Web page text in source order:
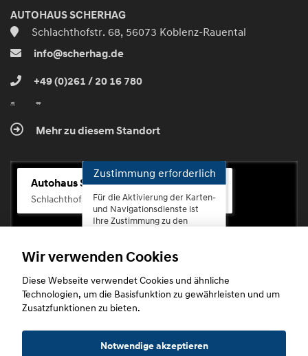
AUTOHAUS SCHERHAG
Schlachthofstr. 68, 56073 Koblenz-Rauental
info@scherhag.de
+49 (0)261 / 20 16 780
Mehr zu diesem Standort
Autohaus Scherhag
Schlachthofstr. 68, 56073 Koblenz-Rauental
Zustimmung erforderlich
Für die Aktivierung der Karten-
und Navigationsdienste ist
Ihre Zustimmung zu den
erforderlich.
Zustimmen
Copyright © 2026. Autohaus Scherhag
Wir verwenden Cookies
Diese Webseite verwendet Cookies und ähnliche
Technologien, um die Basisfunktion zu gewährleisten und um
Zusatzfunktionen zu bieten.
Notwendige akzeptieren